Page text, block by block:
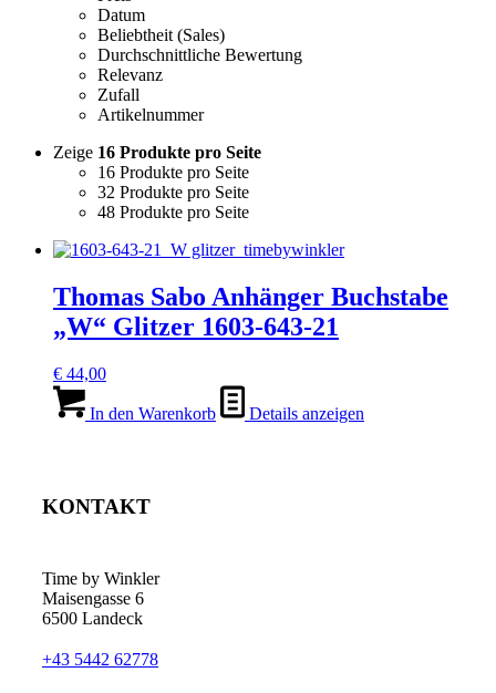
Datum
Beliebtheit (Sales)
Durchschnittliche Bewertung
Relevanz
Zufall
Artikelnummer
Zeige 16 Produkte pro Seite
16 Produkte pro Seite
32 Produkte pro Seite
48 Produkte pro Seite
Thomas Sabo Anhänger Buchstabe
„W“ Glitzer 1603-643-21
€ 44,00
In den Warenkorb Details anzeigen
KONTAKT
Time by Winkler
Maisengasse 6
6500 Landeck
+43 5442 62778